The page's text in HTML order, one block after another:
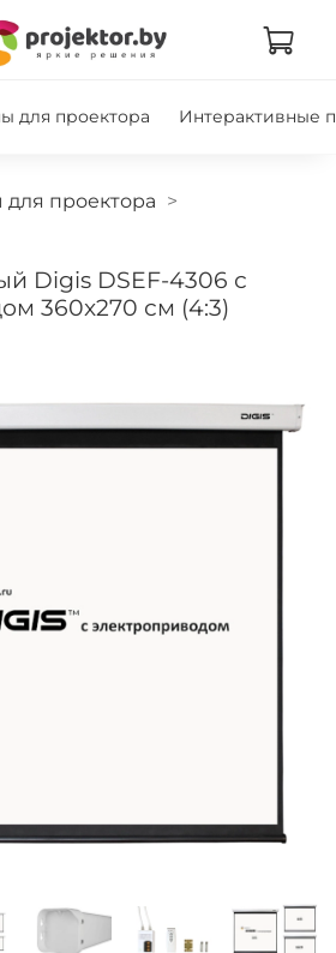
для проектора Интерактивные
проектора
Digis DSEF-4306 с
360x270 см (4:3)